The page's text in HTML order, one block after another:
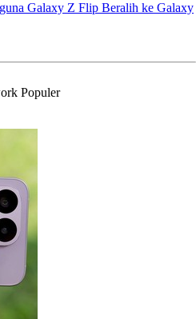
Galaxy Z Flip Beralih ke Galaxy
Populer